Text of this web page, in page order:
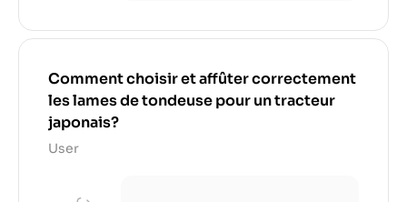
Comment choisir et affûter correctement
les lames de tondeuse pour un tracteur
japonais?
User